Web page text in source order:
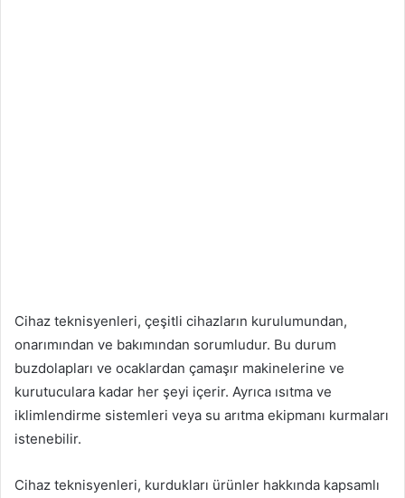
Cihaz teknisyenleri, çeşitli cihazların kurulumundan,
onarımından ve bakımından sorumludur. Bu durum
buzdolapları ve ocaklardan çamaşır makinelerine ve
kurutuculara kadar her şeyi içerir. Ayrıca ısıtma ve
iklimlendirme sistemleri veya su arıtma ekipmanı kurmaları
istenebilir.
Cihaz teknisyenleri, kurdukları ürünler hakkında kapsamlı